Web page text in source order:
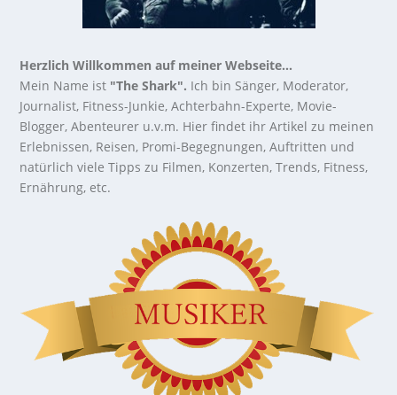
Herzlich Willkommen auf meiner Webseite...
Mein Name ist "The Shark". Ich bin Sänger, Moderator,
Journalist, Fitness-Junkie, Achterbahn-Experte, Movie-
Blogger, Abenteurer u.v.m. Hier findet ihr Artikel zu meinen
Erlebnissen, Reisen, Promi-Begegnungen, Auftritten und
natürlich viele Tipps zu Filmen, Konzerten, Trends, Fitness,
Ernährung, etc.